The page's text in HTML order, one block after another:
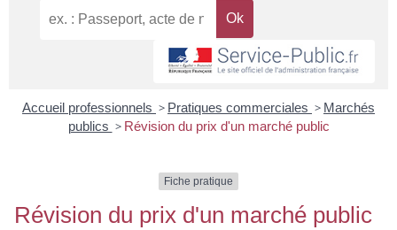
Accueil professionnels > Pratiques commerciales > Marchés
publics > Révision du prix d'un marché public
Fiche pratique
Révision du prix d'un marché public